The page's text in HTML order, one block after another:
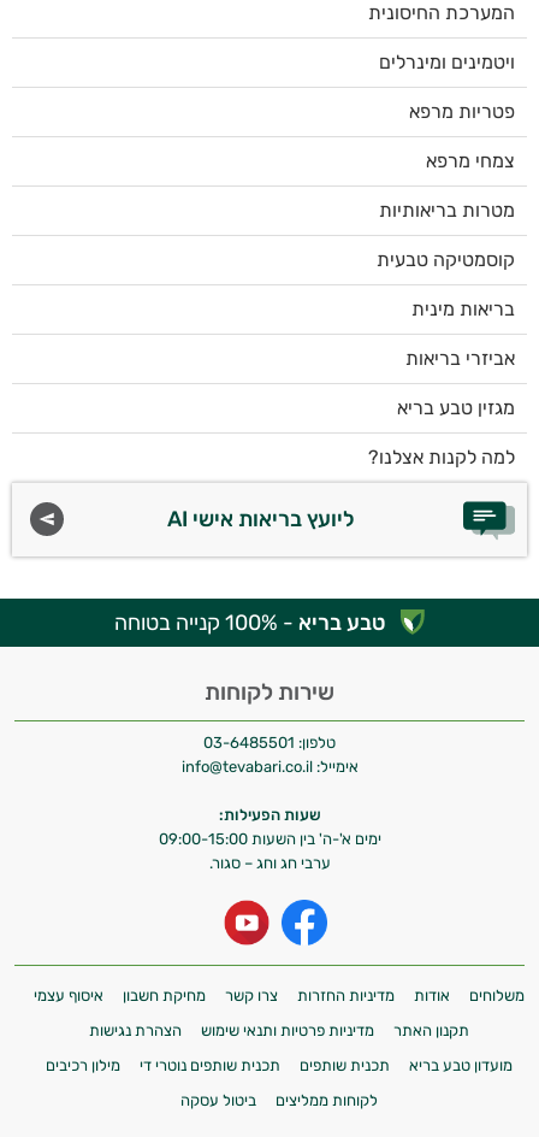
המערכת החיסונית
ויטמינים ומינרלים
פטריות מרפא
צמחי מרפא
מטרות בריאותיות
קוסמטיקה טבעית
בריאות מינית
אביזרי בריאות
מגזין טבע בריא
למה לקנות אצלנו?
ליועץ בריאות אישי AI
טבע בריא - 100% קנייה בטוחה
שירות לקוחות
טלפון: 03-6485501
אימייל: info@tevabari.co.il
שעות הפעילות:
ימים א'-ה' בין השעות 09:00-15:00
ערבי חג וחג – סגור.
משלוחים אודות מדיניות החזרות צרו קשר מחיקת חשבון
איסוף עצמי
תקנון האתר
מדיניות פרטיות ותנאי שימוש
הצהרת נגישות
מועדון טבע בריא
תכנית שותפים תכנית שותפים נוטרי די
מילון רכיבים
לקוחות ממליצים
ביטול עסקה